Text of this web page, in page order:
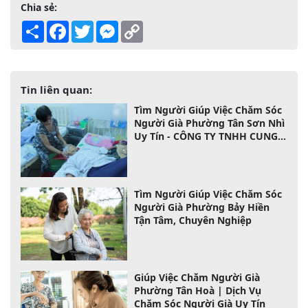
Chia sẻ:
Share Facebook
TwitterMessenger
Tin liên quan:
Tìm Người Giúp Việc Chăm Sóc
Người Già Phường Tân Sơn Nhì
Uy Tín - CÔNG TY TNHH CUNG
Tìm Người Giúp Việc Chăm Sóc
Người Già Phường Bảy Hiền
Tận Tâm, Chuyên Nghiệp
Giúp Việc Chăm Người Già
Phường Tân Hoà | Dịch Vụ
Chăm Sóc Người Già Uy Tín